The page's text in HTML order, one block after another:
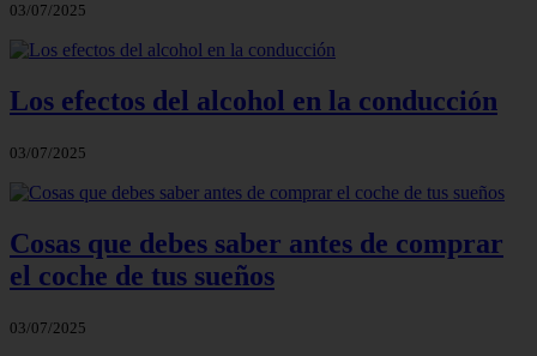
03/07/2025
Los efectos del alcohol en la conducción
03/07/2025
Cosas que debes saber antes de comprar
el coche de tus sueños
03/07/2025